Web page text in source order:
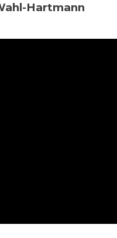
Hartmann